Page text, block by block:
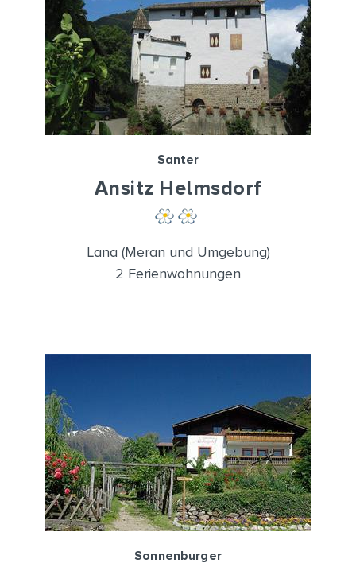
Santer
Ansitz Helmsdorf
Lana (Meran und Umgebung)
2 Ferienwohnungen
Sonnenburger